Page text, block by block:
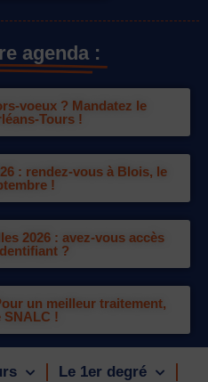
agenda :
voeux ? Mandatez le
Tours !
: rendez-vous à Blois, le
!
2026 : avez-vous accès
?
un meilleur traitement,
SNALC !
Le 1er degré